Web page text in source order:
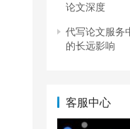
论文深度
代写论文服务
的长远影响
客服中心